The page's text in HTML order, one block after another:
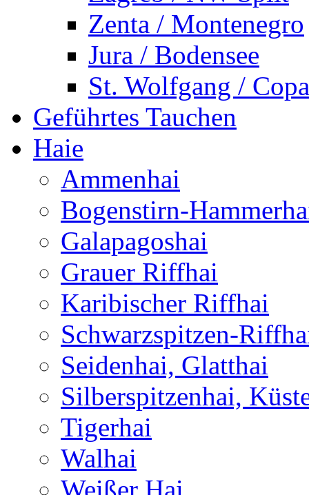
Zenta / Montenegro
Jura / Bodensee
St. Wolfgang /
Geführtes Tauchen
Haie
Ammenhai
Bogenstirn-
Galapagoshai
Grauer Riffhai
Karibischer Riffhai
Schwarzspitzen-
Seidenhai, Glatthai
Silberspitzenhai,
Tigerhai
Walhai
Weißer Hai